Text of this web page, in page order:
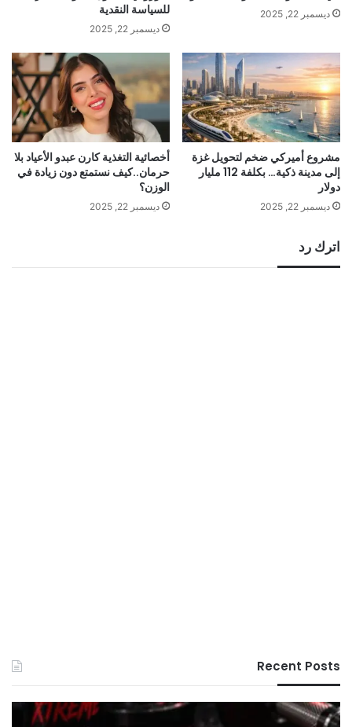
ديسمبر 22, 2025
للسياسة النقدية
ديسمبر 22, 2025
مشروع أميركي ضخم لتحويل غزة
إلى مدينة ذكية… بكلفة 112 مليار
دولار
ديسمبر 22, 2025
أخصائية التغذية كارن عبدو الأعياد بلا
حرمان..كيف نستمتع دون زيادة في
الوزن؟
ديسمبر 22, 2025
اترك رد
Recent Posts